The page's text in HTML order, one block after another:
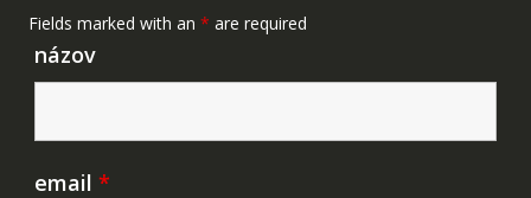
Fields marked with an * are required
názov
email *